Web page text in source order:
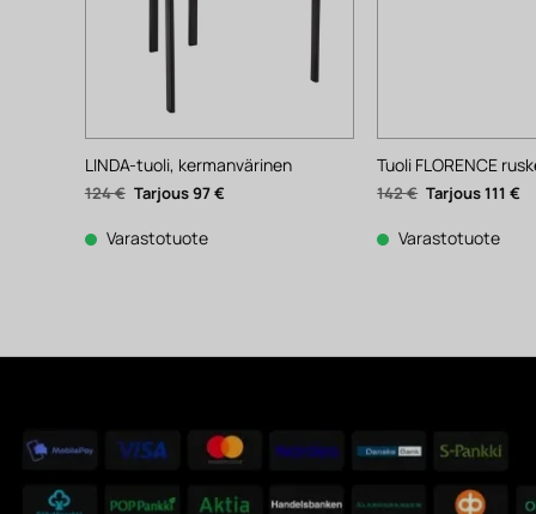
LINDA-tuoli, kermanvärinen
124€ Alkuperäinen
hinta
124 €.
97€Nykyinen
hinta
Varastotuote
Tuoli FLORENCE
142€ Alkuperäinen
hinta
142 €.
111€
Varastotuote